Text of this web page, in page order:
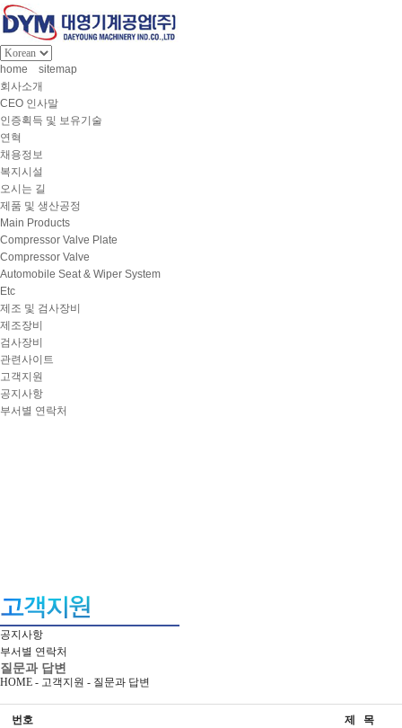
home
sitemap
회사소개
CEO 인사말
인증획득 및 보유기술
연혁
채용정보
복지시설
오시는 길
제품 및 생산공정
Main Products
Compressor Valve Plate
Compressor Valve
Automobile Seat & Wiper System
Etc
제조 및 검사장비
제조장비
검사장비
관련사이트
고객지원
공지사항
부서별 연락처
공지사항
부서별 연락처
질문과 답변
HOME - 고객지원 - 질문과 답변
번호 제 목